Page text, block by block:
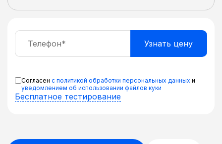
Согласен с политикой обработки персональных данных и
уведомлением об использовании файлов куки
Бесплатное тестирование